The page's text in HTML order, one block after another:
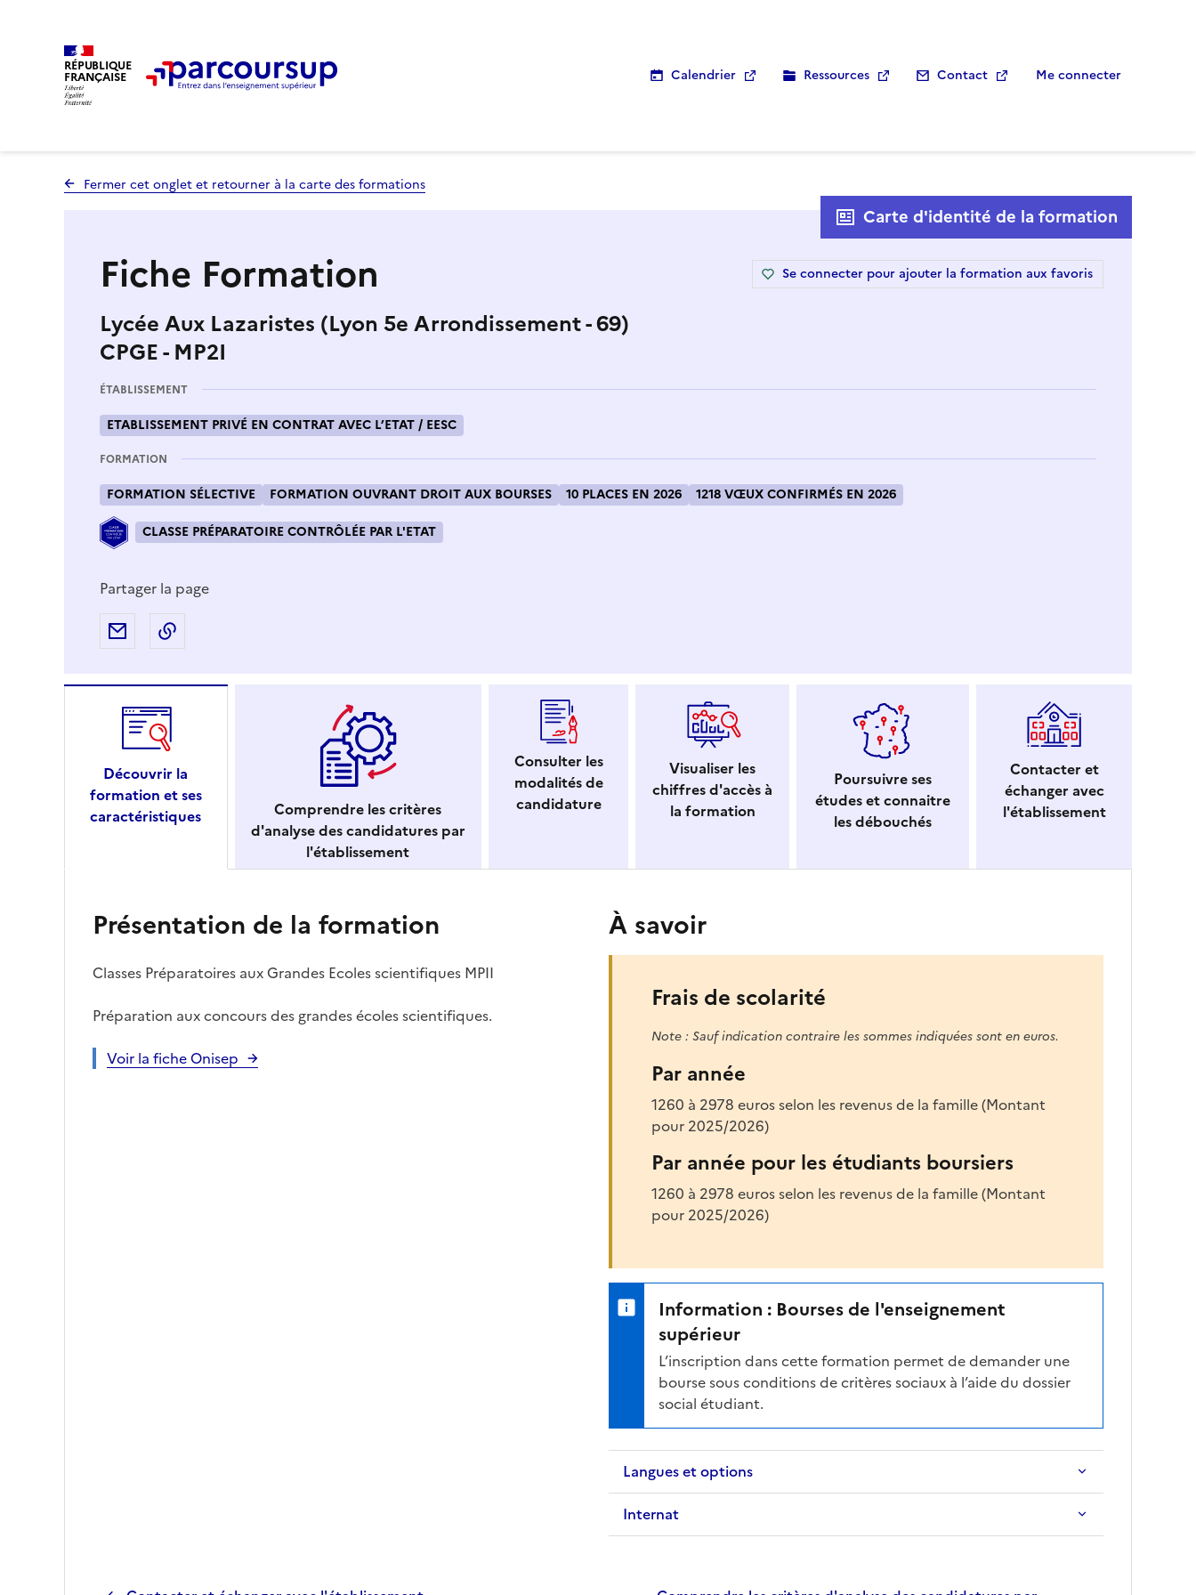
RÉPUBLIQUE
FRANÇAISE Calendrier Ressources Contact Me connecter
Fermer cet onglet et retourner à la carte des formations
Fiche Formation
Lycée Aux Lazaristes (Lyon 5e Arrondissement - 69)
CPGE - MP2I
Carte d'identité de la formation
Se connecter pour ajouter la formation aux favoris
ÉTABLISSEMENT
ETABLISSEMENT PRIVÉ EN CONTRAT AVEC L’ETAT / EESC
FORMATION
FORMATION SÉLECTIVE FORMATION OUVRANT DROIT AUX BOURSES 10 PLACES EN 2026 1218 VŒUX CONFIRMÉS EN 2026
CLASSE PRÉPARATOIRE CONTRÔLÉE PAR L'ETAT
Partager la page
Partager par e-mail
Découvrir la
formation et ses
caractéristiques
Comprendre les critères
d'analyse des candidatures par
l'établissement
Consulter les
modalités de
candidature
Visualiser les
chiffres d'accès à
la formation
Poursuivre ses
études et connaitre
les débouchés
Contacter et
échanger avec
l'établissement
Présentation de la formation
Classes Préparatoires aux Grandes Ecoles scientifiques MPII
Préparation aux concours des grandes écoles scientifiques.
Voir la fiche Onisep
À savoir
Frais de scolarité
Note : Sauf indication contraire les sommes indiquées sont en euros.
Par année
1260 à 2978 euros selon les revenus de la famille (Montant
pour 2025/2026)
Par année pour les étudiants boursiers
1260 à 2978 euros selon les revenus de la famille (Montant
pour 2025/2026)
Information : Bourses de l'enseignement
supérieur
L’inscription dans cette formation permet de demander une
bourse sous conditions de critères sociaux à l’aide du dossier
social étudiant.
Langues et options
Internat